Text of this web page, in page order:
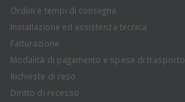
Ordini e tempi di consegna
Installazione ed assistenza tecnica
Fatturazione
Modalità di pagamento e spese di trasporto
Richieste di reso
Diritto di recesso